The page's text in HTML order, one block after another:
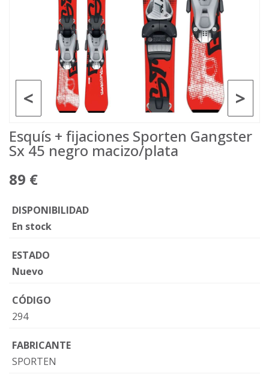
>
<
Esquís + fijaciones Sporten Gangster
Sx 45 negro macizo/plata
89 €
DISPONIBILIDAD
En stock
ESTADO
Nuevo
CÓDIGO
294
FABRICANTE
SPORTEN